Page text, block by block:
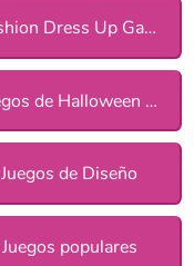
Fashion Dress Up Games
Juegos de Halloween para chicas
Juegos de Diseño
Juegos populares